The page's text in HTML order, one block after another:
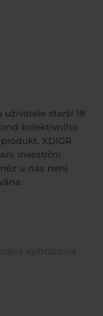
starší 18
kolektivního
XDIGR
investiční
u nás není